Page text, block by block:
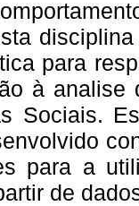
para
à analise
Sociais.
para a
de